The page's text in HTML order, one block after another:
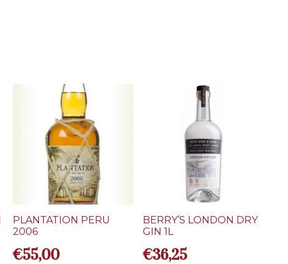
PLANTATION PERU
2006
€55,00
BERRY’S LONDON DRY
GIN 1L
€36,25